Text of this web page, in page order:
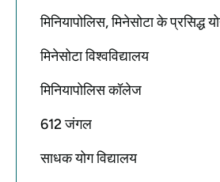
मिनियापोलिस, मिनेसोटा के प्रसिद्ध
मिनेसोटा विश्वविद्यालय
मिनियापोलिस कॉलेज
612 जंगल
साधक योग विद्यालय